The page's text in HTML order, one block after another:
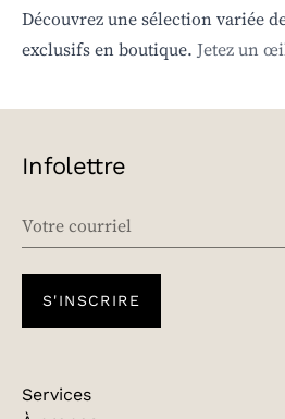
Découvrez une sélection variée
exclusifs en boutique. Jetez un
Infolettre
S'INSCRIRE
Services